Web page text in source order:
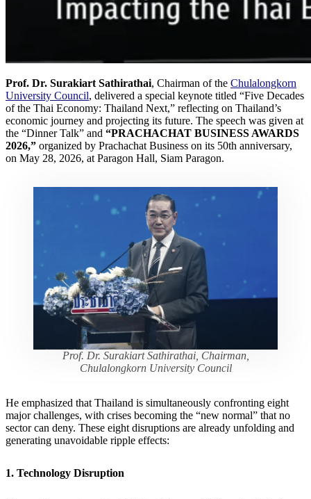
Prof. Dr. Surakiart Sathirathai, Chairman of the Chulalongkorn
University Council, delivered a special keynote titled “Five Decades
of the Thai Economy: Thailand Next,” reflecting on Thailand’s
economic journey and projecting its future. The speech was given at
the “Dinner Talk” and “PRACHACHAT BUSINESS AWARDS
2026,” organized by Prachachat Business on its 50th anniversary,
on May 28, 2026, at Paragon Hall, Siam Paragon.
Prof. Dr. Surakiart Sathirathai, Chairman,
Chulalongkorn University Council
He emphasized that Thailand is simultaneously confronting eight
major challenges, with crises becoming the “new normal” that no
sector can deny. These eight disruptions are already unfolding and
generating unavoidable ripple effects:
1. Technology Disruption